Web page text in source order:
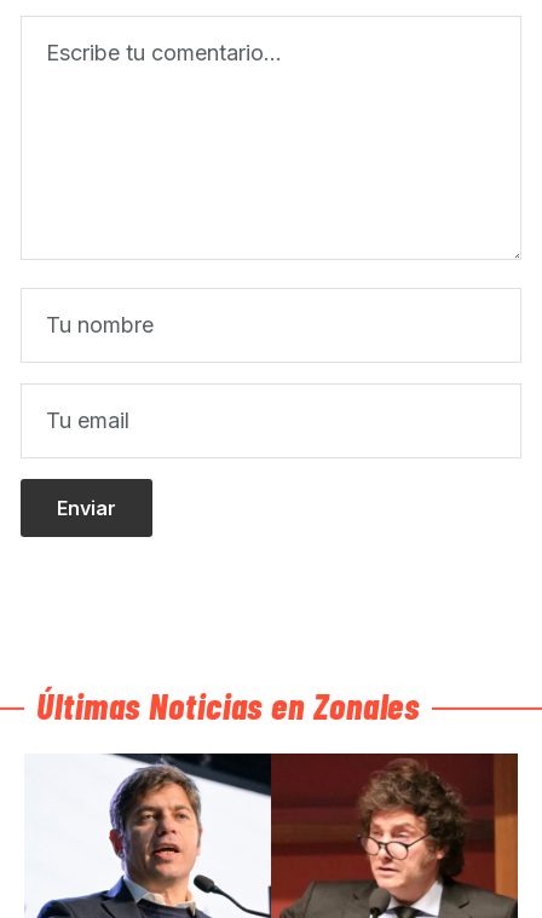
Últimas Noticias en Zonales